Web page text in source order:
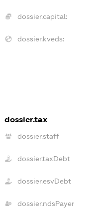
dossier.capital:
dossier.kveds:
dossier.tax
dossier.staff
dossier.taxDebt
dossier.esvDebt
dossier.ndsPayer